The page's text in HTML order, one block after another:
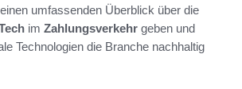
umfassenden Überblick über die
im Zahlungsverkehr geben und
Technologien die Branche nachhaltig